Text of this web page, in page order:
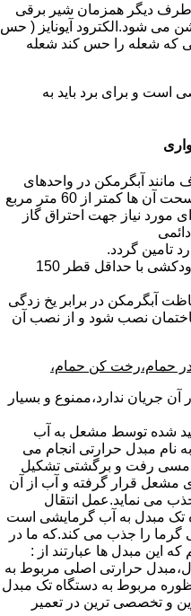
دیگر همزمان شیر برقی
می شود.الکترود آیونایز ( حس
که شعله را حس کند شعله
است و برای برد باید به
آبگرمکن در واحدهای
مسکونی و غیر مسکونی که مسحت آن ها کمتر از 60 متر مربع
مورد نیاز جهت احتراق گاز
تامین گردد.
در بالای محل نصب آبگرمکن دودکشی با حداقل قطر 150
آبگرمکن در برابر یخ زدگی
نصب شود و از نصب آن
حمام،رخت کن حمام،
جریان ندارد،ممنوع و بسیار
شده توسط مشعل به آب
مبدل حرارتی انجام می
مسی رفت و برگشتی تشکیل
مشعل قرار گرفته و آب از آن
می نماید.عمل انتقال
تک مبدل به آب گرمایشی است
را جذب می کند.که ما در
این مبدل ها عبارتند از :
حرارتی اصلی مربوط به
مربوط به دستگاه تک مبدل
و تخصصی ترین در تعمیر